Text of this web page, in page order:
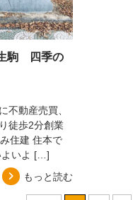
駒 四季の
不動産売買、
徒歩2分創業
住建 住本で
よいよ […]
もっと読む